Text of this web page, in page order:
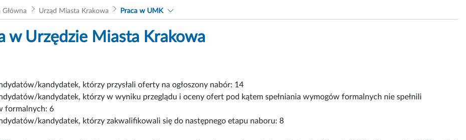
Urząd Miasta Krakowa Praca w UMK
w Urzędzie Miasta Krakowa
kandydatek, którzy przysłali oferty na ogłoszony nabór: 14
kandydatek, którzy w wyniku przeglądu i oceny ofert pod kątem spełniania wymogów formalnych nie spełnili
formalnych: 6
kandydatek, którzy zakwalifikowali się do następnego etapu naboru: 8